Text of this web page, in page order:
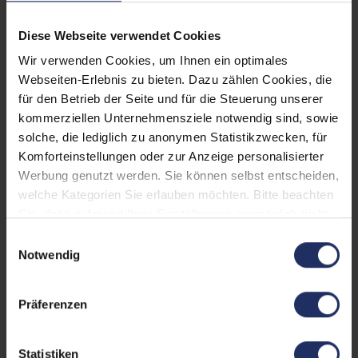
Diese Webseite verwendet Cookies
Wir verwenden Cookies, um Ihnen ein optimales
Webseiten-Erlebnis zu bieten. Dazu zählen Cookies, die
für den Betrieb der Seite und für die Steuerung unserer
kommerziellen Unternehmensziele notwendig sind, sowie
solche, die lediglich zu anonymen Statistikzwecken, für
Komforteinstellungen oder zur Anzeige personalisierter
Werbung genutzt werden. Sie können selbst entscheiden,
welche Kategorien Sie erlauben möchten. Bitte beachten
Weitere Informationen finden Sie in
Notwendig
Präferenzen
Statistiken
Prozessorkerne: 8
Datenspeicher: 1 TB SSD
32 GB DDR4
Grafikkarte: Quadro T1200
Grafikkartenspeicher: 4 GB GDDR6
LTE: Nein
Tastaturbeleuchtung:
Windows 11 Professional
, 1x Bluetooth,